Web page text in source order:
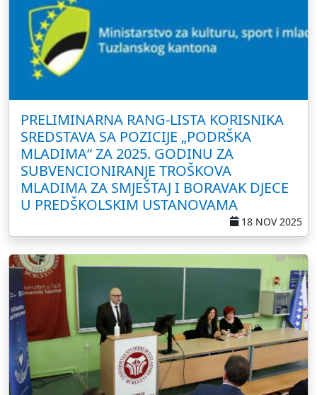
PRELIMINARNA RANG-LISTA KORISNIKA
SREDSTAVA SA POZICIJE „PODRŠKA
MLADIMA“ ZA 2025. GODINU ZA
SUBVENCIONIRANJE TROŠKOVA
MLADIMA ZA SMJEŠTAJ I BORAVAK DJECE
U PREDŠKOLSKIM USTANOVAMA
18 NOV 2025